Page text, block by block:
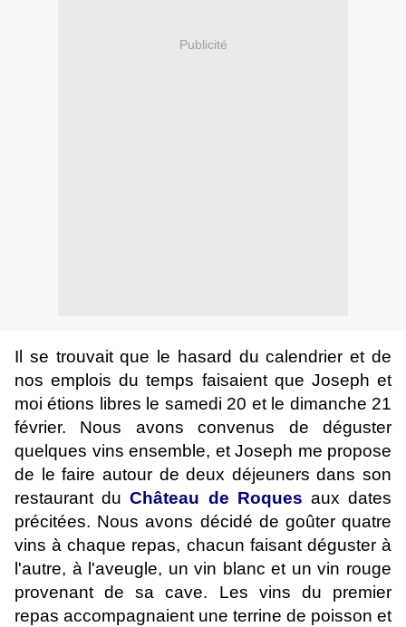
Publicité
Il se trouvait que le hasard du calendrier et de
nos emplois du temps faisaient que Joseph et
moi étions libres le samedi 20 et le dimanche 21
février. Nous avons convenus de déguster
quelques vins ensemble, et Joseph me propose
de le faire autour de deux déjeuners dans son
restaurant duChâteau de Roques aux dates
précitées. Nous avons décidé de goûter quatre
vins à chaque repas, chacun faisant déguster à
l'autre, à l'aveugle, un vin blanc et un vin rouge
provenant de sa cave. Les vins du premier
repas accompagnaient une terrine de poisson et